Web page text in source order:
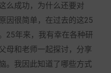
么成功，为什么还要对
因很简单，在过去的这25
25年来，我有幸在各种研
母和老师一起探讨，分享
。我因此知道了哪些方式